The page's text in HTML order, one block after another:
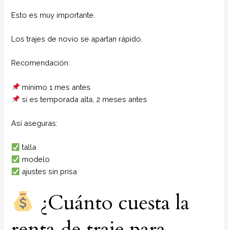
Esto es muy importante.
Los trajes de novio se apartan rápido.
Recomendación:
mínimo 1 mes antes
si es temporada alta, 2 meses antes
Así aseguras:
talla
modelo
ajustes sin prisa
¿Cuánto cuesta la